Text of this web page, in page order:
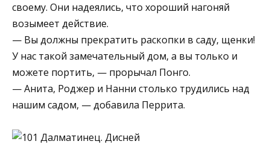
своему. Они надеялись, что хороший нагоняй
возымеет действие.
— Вы должны прекратить раскопки в саду, щенки!
У нас такой замечательный дом, а вы только и
можете портить, — прорычал Понго.
— Анита, Роджер и Нанни столько трудились над
нашим садом, — добавила Перрита.